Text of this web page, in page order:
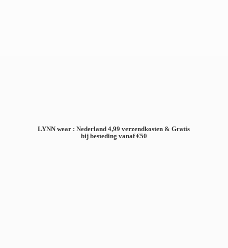
LYNN wear : Nederland 4,99 verzendkosten & Gratis
bij besteding vanaf €50